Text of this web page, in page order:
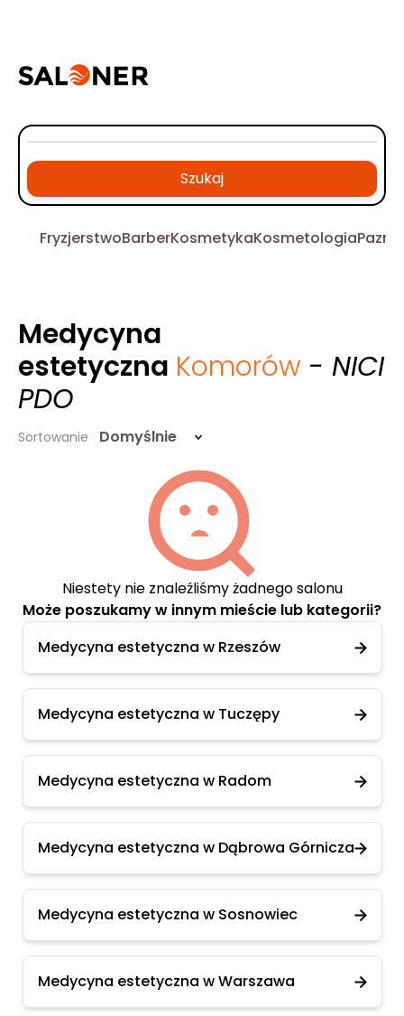
Szukaj
FryzjerstwoBarberKosmetykaKosmetologia
Medycyna
estetyczna Komorów - NICI
PDO
Sortowanie Domyślnie
Niestety nie znaleźliśmy żadnego salonu
Może poszukamy w innym mieście lub kategorii?
Medycyna estetyczna w Rzeszów
Medycyna estetyczna w Tuczępy
Medycyna estetyczna w Radom
Medycyna estetyczna w Dąbrowa Górnicza
Medycyna estetyczna w Sosnowiec
Medycyna estetyczna w Warszawa